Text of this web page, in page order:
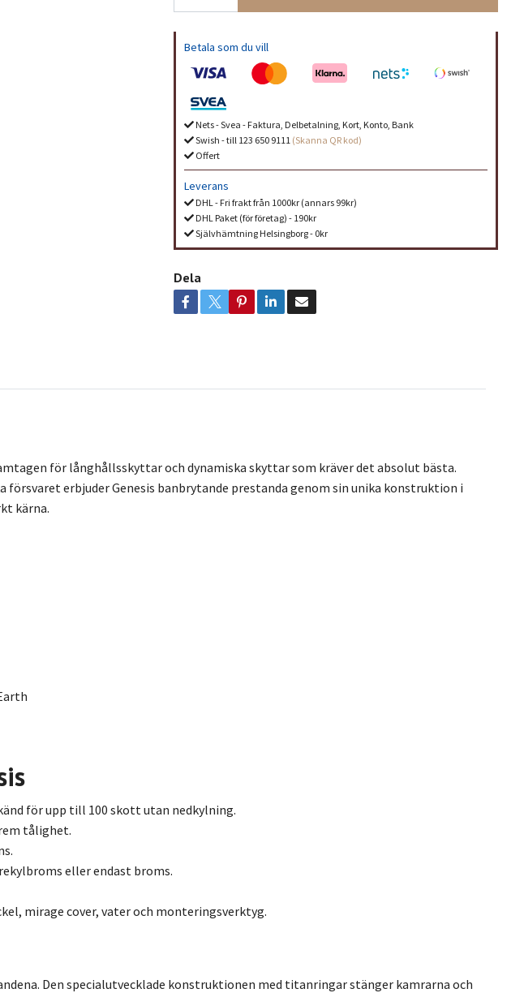
Betala som du vill
Nets - Svea - Faktura, Delbetalning, Kort, Konto, Bank
Swish - till 123 650 9111 (Skanna QR kod)
Offert
Leverans
DHL - Fri frakt från 1000kr (annars 99kr)
DHL Paket (för företag) - 190kr
Självhämtning Helsingborg - 0kr
Dela
för långhållsskyttar och dynamiska skyttar som kräver det absolut bästa.
erbjuder Genesis banbrytande prestanda genom sin unika konstruktion i
kärna.
för upp till 100 skott utan nedkylning.
tålighet.
eller endast broms.
mirage cover, vater och monteringsverktyg.
Den specialutvecklade konstruktionen med titanringar stänger kamrarna och